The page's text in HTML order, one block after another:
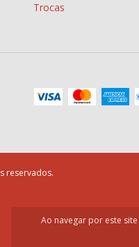
Ao navegar por este site
Trocas
reservados.